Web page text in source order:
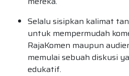
Selalu sisipkan kalimat
untuk mempermudah
RajaKomen maupun
memulai sebuah diskusi
edukatif.